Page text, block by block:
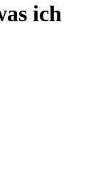
ich